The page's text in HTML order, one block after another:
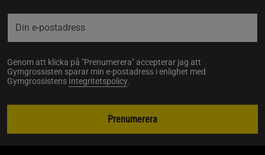
Genom att klicka på "Prenumerera" accepterar jag att
Gymgrossisten sparar min e-postadress i enlighet med
Gymgrossistens Integritetspolicy.
Prenumerera